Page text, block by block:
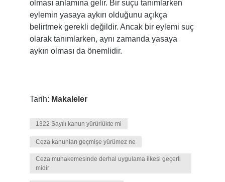
olması anlamına gelir. Bir suçu tanımlarken
eylemin yasaya aykırı olduğunu açıkça
belirtmek gerekli değildir. Ancak bir eylemi suç
olarak tanımlarken, aynı zamanda yasaya
aykırı olması da önemlidir.
Tarih: Makaleler
1322 Sayılı kanun yürürlükte mi
Ceza kanunları geçmişe yürümez ne
Ceza muhakemesinde derhal uygulama ilkesi geçerli
midir